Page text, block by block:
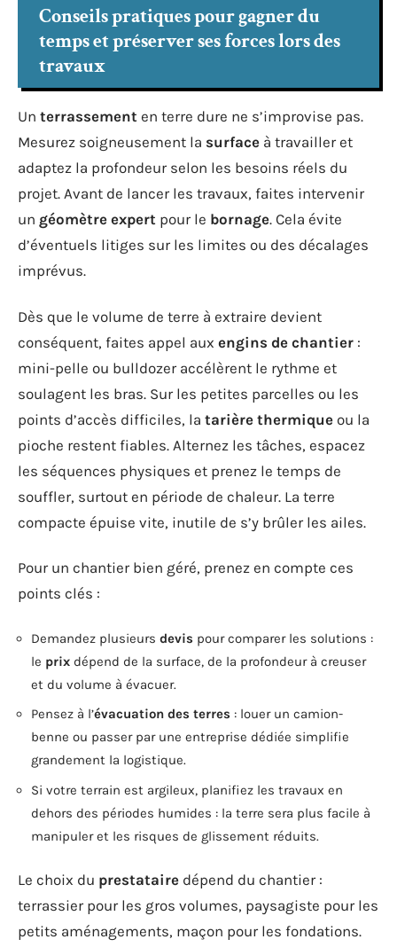
Conseils pratiques pour gagner du
temps et préserver ses forces lors des
travaux
Un terrassement en terre dure ne s’improvise pas.
Mesurez soigneusement la surface à travailler et
adaptez la profondeur selon les besoins réels du
projet. Avant de lancer les travaux, faites intervenir
un géomètre expert pour le bornage. Cela évite
d’éventuels litiges sur les limites ou des décalages
imprévus.
Dès que le volume de terre à extraire devient
conséquent, faites appel aux engins de chantier :
mini-pelle ou bulldozer accélèrent le rythme et
soulagent les bras. Sur les petites parcelles ou les
points d’accès difficiles, la tarière thermique ou la
pioche restent fiables. Alternez les tâches, espacez
les séquences physiques et prenez le temps de
souffler, surtout en période de chaleur. La terre
compacte épuise vite, inutile de s’y brûler les ailes.
Pour un chantier bien géré, prenez en compte ces
points clés :
Demandez plusieurs devis pour comparer les solutions :
le prix dépend de la surface, de la profondeur à creuser
et du volume à évacuer.
Pensez à l’évacuation des terres : louer un camion-
benne ou passer par une entreprise dédiée simplifie
grandement la logistique.
Si votre terrain est argileux, planifiez les travaux en
dehors des périodes humides : la terre sera plus facile à
manipuler et les risques de glissement réduits.
Le choix du prestataire dépend du chantier :
terrassier pour les gros volumes, paysagiste pour les
petits aménagements, maçon pour les fondations.